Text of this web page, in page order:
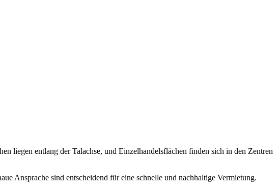
liegen entlang der Talachse, und Einzelhandelsflächen finden sich in den Zentren
Ansprache sind entscheidend für eine schnelle und nachhaltige Vermietung.